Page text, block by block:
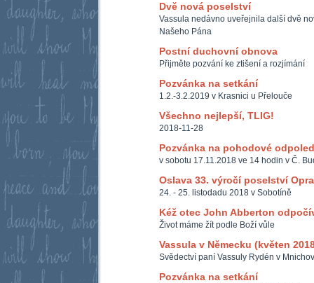
Dvě nová poselství
Vassula nedávno uveřejnila další dvě
Našeho Pána
Postní duchovní obnova
Přijměte pozvání ke ztišení a rozjímání
Pozvánka na setkání
1.2.-3.2.2019 v Krasnici u Přelouče
Všechno nejlepší, TLIG!
2018-11-28
Pozvánka na pohodové
v sobotu 17.11.2018 ve 14 hodin v Č.
Oslava 33. výročí poselství
24. - 25. listodadu 2018 v Sobotíně
Kéž otec John Abberton
Život máme žít podle Boží vůle
Vassula v Německu (květen
Svědectví paní Vassuly Rydén v
Pozvánka na setkání